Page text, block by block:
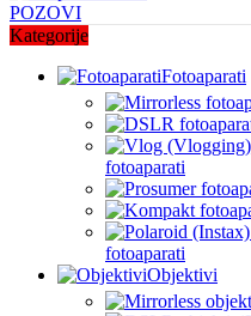
POZOVI
Kategorije
Fotoaparati
fotoaparati
fotoaparati
Objektivi